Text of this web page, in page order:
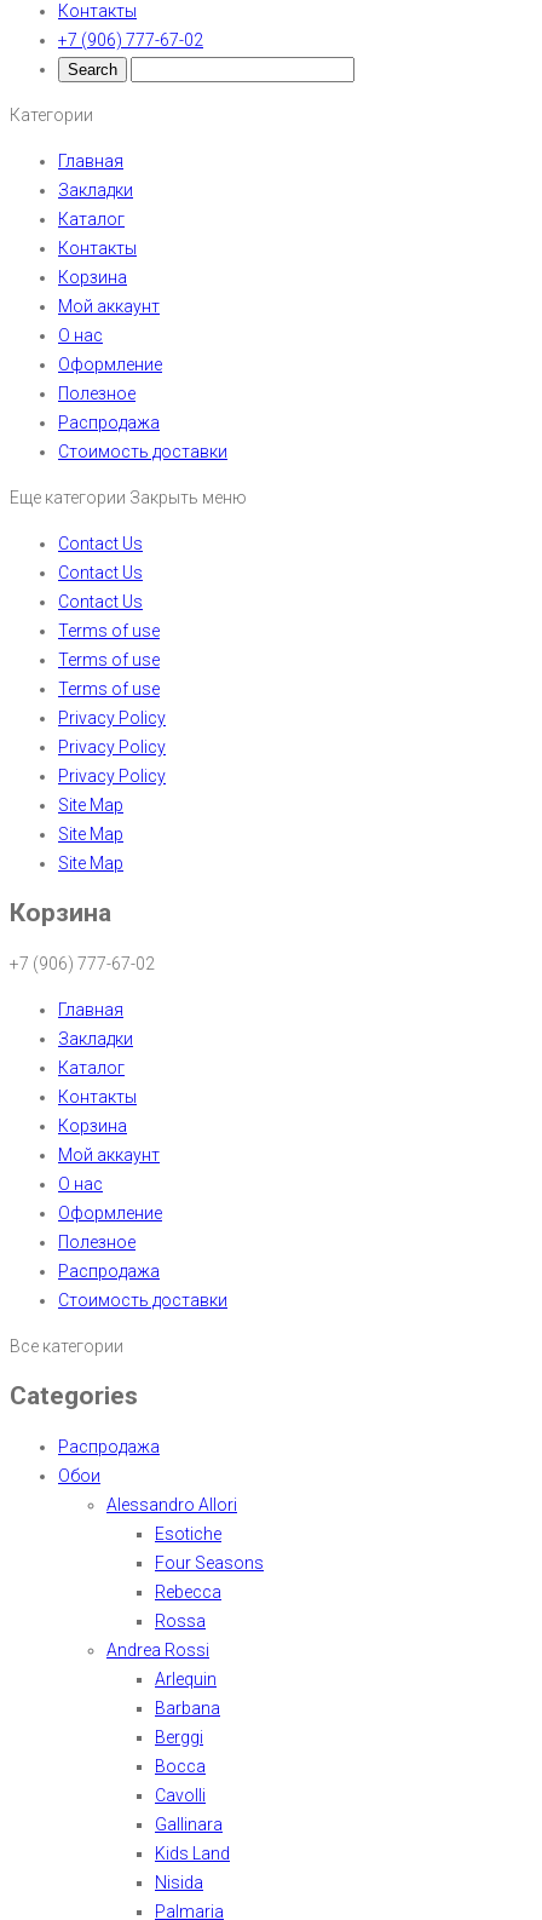
Контакты
+7 (906) 777-67-02
Категории
Главная
Закладки
Каталог
Контакты
Корзина
Мой аккаунт
О нас
Оформление
Полезное
Распродажа
Стоимость доставки
Еще категории Закрыть меню
Contact Us
Contact Us
Contact Us
Terms of use
Terms of use
Terms of use
Privacy Policy
Privacy Policy
Privacy Policy
Site Map
Site Map
Site Map
Корзина
+7 (906) 777-67-02
Главная
Закладки
Каталог
Контакты
Корзина
Мой аккаунт
О нас
Оформление
Полезное
Распродажа
Стоимость доставки
Все категории
Categories
Распродажа
Обои
Alessandro Allori
Esotiche
Four Seasons
Rebecca
Rossa
Andrea Rossi
Arlequin
Barbana
Berggi
Bocca
Cavolli
Gallinara
Kids Land
Nisida
Palmaria